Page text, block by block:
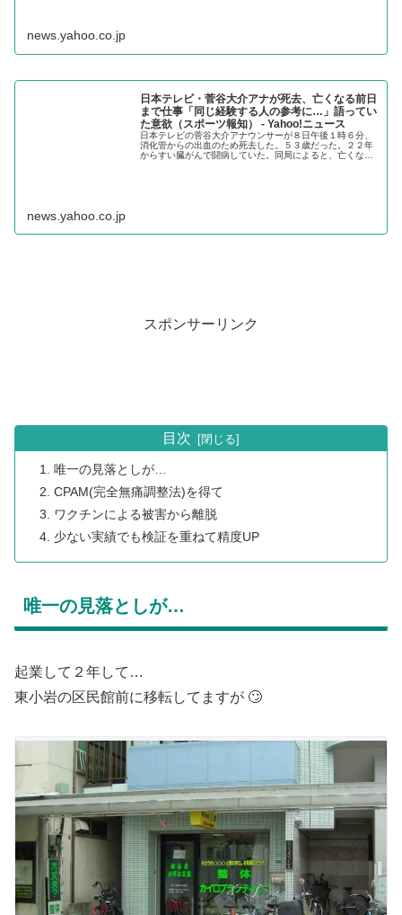
news.yahoo.co.jp
日本テレビ・菅谷大介アナが死去、亡くなる前日
まで仕事「同じ経験する人の参考に…」語ってい
た意欲（スポーツ報知） - Yahoo!ニュース
日本テレビの菅谷大介アナウンサーが８日午後１時６分、
消化管からの出血のため死去した。５３歳だった。２２年
からすい臓がんで闘病していた。同局によると、亡くなる
news.yahoo.co.jp
スポンサーリンク
目次
唯一の見落としが…
CPAM(完全無痛調整法)を得て
ワクチンによる被害から離脱
少ない実績でも検証を重ねて精度UP
唯一の見落としが…
起業して２年して…
東小岩の区民館前に移転してますが 🙄